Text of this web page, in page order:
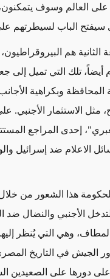
العالم وسوف يتمكنون،
سيفتح الباب لسيطرتهم
الثانية هم
تلك التي تميل إلى
المحافظة وبكراهية
مثل الاستثمار الأجنبي.
إحدى المراجع
الاعلام ضد إسرائيل
هذا الشعور من
الأجنبي والنضال ضد
وهي التي يُنظر
الجيش في التاريخ
دورها على الصعيدين